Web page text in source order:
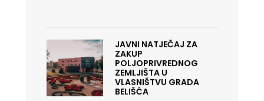
JAVNI NATJEČAJ ZA
ZAKUP
POLJOPRIVREDNOG
ZEMLJIŠTA U
VLASNIŠTVU GRADA
BELIŠĆA